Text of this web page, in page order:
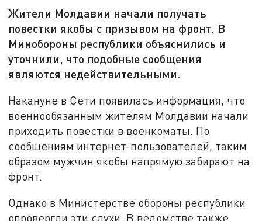
Жители Молдавии начали получать
повестки якобы с призывом на фронт. В
Минобороны республики объяснились и
уточнили, что подобные сообщения
являются недействительными.
Накануне в Сети появилась информация, что
военнообязанным жителям Молдавии начали
приходить повестки в военкоматы. По
сообщениям интернет-пользователей, таким
образом мужчин якобы напрямую забирают на
фронт.
Однако в Министерстве обороны республики
опровергли эти слухи. В ведомстве также